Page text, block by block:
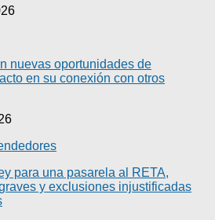
nuevas oportunidades de
en su conexión con otros
para una pasarela al RETA,
y exclusiones injustificadas